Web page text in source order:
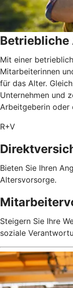
Mit einer
Mitarbeiterinnen
für das Alter.
Unternehmen und
Arbeitgeberin
R+V
Bieten Sie Ihren
Altersvorsorge.
Steigern Sie Ihre
soziale